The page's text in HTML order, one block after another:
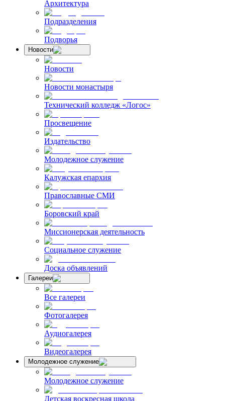
Архитектура
Подразделения
Подворья
Новости
Новости
Новости монастыря
Технический колледж «Логос»
Просвещение
Издательство
Молодежное служение
Калужская епархия
Православные СМИ
Боровский край
Миссионерская деятельность
Социальное служение
Доска объявлений
Галереи
Все галереи
Фотогалерея
Аудиогалерея
Видеогалерея
Молодежное служение
Молодежное служение
Детская воскресная школа